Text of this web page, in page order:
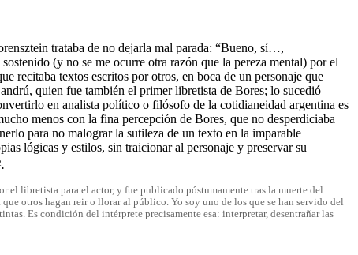
trataba de no dejarla mal parada: “Bueno, sí…,
(y no se me ocurre otra razón que la pereza mental) por el
recitaba textos escritos por otros, en boca de un personaje que
quien fue también el primer libretista de Bores; lo sucedió
en analista político o filósofo de la cotidianeidad argentina es
menos con la fina percepción de Bores, que no desperdiciaba
para no malograr la sutileza de un texto en la imparable
lógicas y estilos, sin traicionar al personaje y preservar su
el libretista para el actor, y fue publicado póstumamente tras la muerte del
otros hagan reir o llorar al público. Yo soy uno de los que se han servido del
Es condición del intérprete precisamente esa: interpretar, desentrañar las